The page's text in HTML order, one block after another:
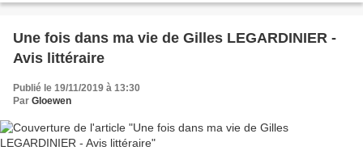
Une fois dans ma vie de Gilles LEGARDINIER -
Avis littéraire
Publié le 19/11/2019 à 13:30
Par Gloewen